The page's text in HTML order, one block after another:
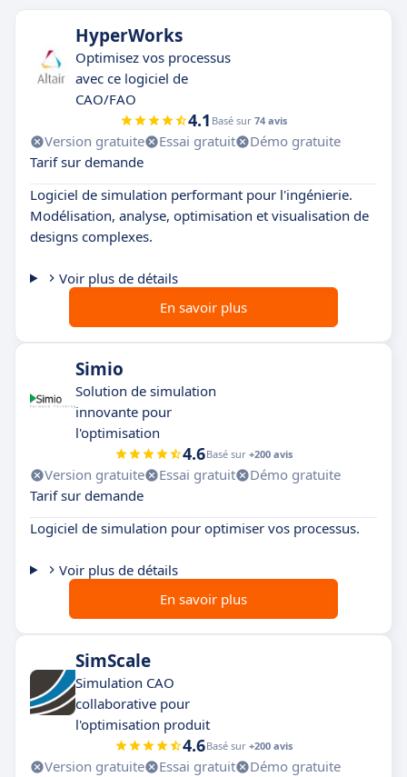
HyperWorks
Optimisez vos processus
avec ce logiciel de
CAO/FAO
4.1 Basé sur 74 avis
Version gratuite Essai gratuit
Démo gratuite
Tarif sur demande
Logiciel de simulation performant pour l'ingénierie.
Modélisation, analyse, optimisation et visualisation de
designs complexes.
Voir plus de détails
En savoir plus
Simio
Solution de simulation
innovante pour
l'optimisation
4.6Basé sur +200 avis
Version gratuite Essai gratuit
Démo gratuite
Tarif sur demande
Logiciel de simulation pour optimiser vos processus.
Voir plus de détails
En savoir plus
SimScale
Simulation CAO
collaborative pour
l'optimisation produit
4.6Basé sur +200 avis
Version gratuite Essai gratuit
Démo gratuite